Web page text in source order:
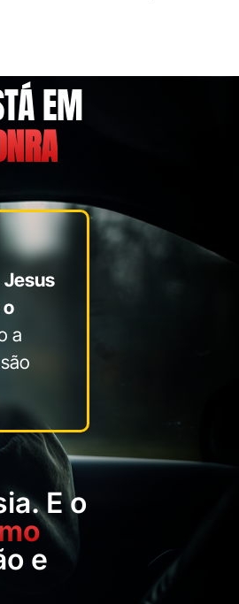
EM
Jesus
a
são
E o
e